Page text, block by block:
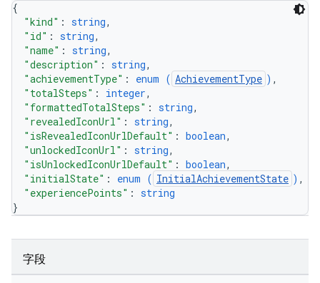
{
"kind" : string,
"id" : string,
"name" : string,
"description" : string,
"achievementType" : enum ( AchievementType ) ,
"totalSteps" : integer,
"formattedTotalSteps" : string,
"revealedIconUrl" : string,
"isRevealedIconUrlDefault" : boolean,
"unlockedIconUrl" : string,
"isUnlockedIconUrlDefault" : boolean,
"initialState" : enum ( InitialAchievementState ) ,
"experiencePoints" : string
}
字段